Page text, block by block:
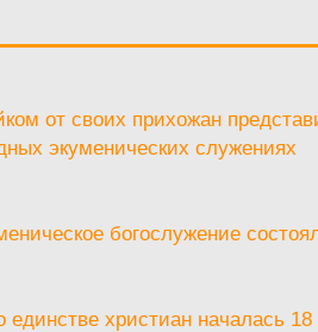
от своих прихожан
экуменических служениях
богослужение
христиан началась 18